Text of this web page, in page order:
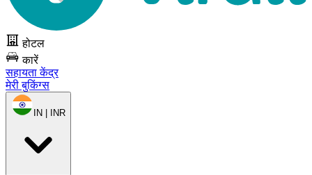
होटल
कारें
सहायता केंद्र
मेरी बुकिंग्स
IN | INR